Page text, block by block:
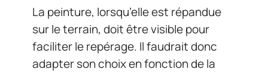
La peinture, lorsqu’elle est répandue
sur le terrain, doit être visible pour
faciliter le repérage. Il faudrait donc
adapter son choix en fonction de la